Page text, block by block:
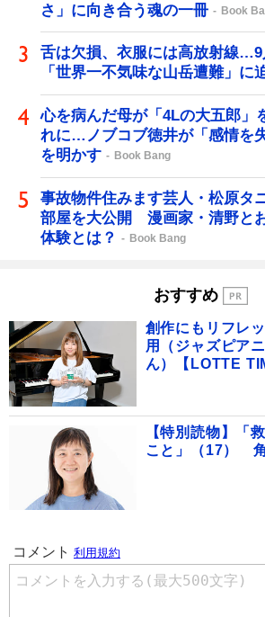
さ」に向き合う魂の一冊
Book
舌は欠損、衣服には高放射線
「世界一不気味な山岳遭難」に
心を病んだ母が「4Lの大五郎」
れに…ノブコブ徳井が「感情を
を明かす
Book Bang
事故物件住みます芸人・松原タ
部屋を大公開 漫画家・清野と
体験とは？
Book Bang
おすすめ
創作にもリフレ
用（ジャズピア
ん）【LOTTE
【特別読物】「
こと」（17）